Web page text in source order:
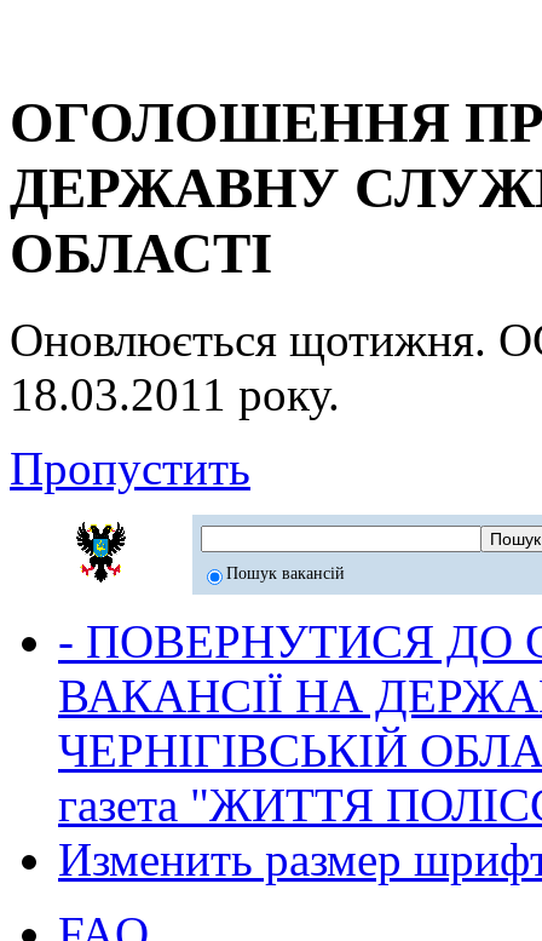
ОГОЛОШЕННЯ
ДЕРЖАВНУ
ОБЛАСТІ
Оновлюється
18.03.2011 року.
Пропустить
Пошук вакансій
- ПОВЕРНУТИСЯ ДО
ВАКАНСІЇ НА
ЧЕРНІГІВСЬКІЙ
газета "ЖИТТЯ
Изменить размер